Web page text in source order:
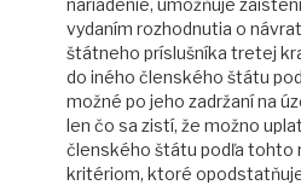
nariadenie, umožňuje
vydaním rozhodnutia o
štátneho príslušníka tretej
do iného členského štátu
možné po jeho zadržaní na
len čo sa zistí, že možno
členského štátu podľa tohto
kritériom, ktoré